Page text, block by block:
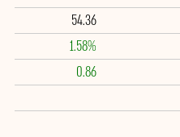
54.36
1.58%
0.86